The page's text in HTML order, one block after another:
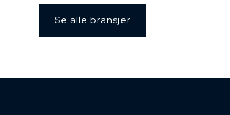
Se alle bransjer